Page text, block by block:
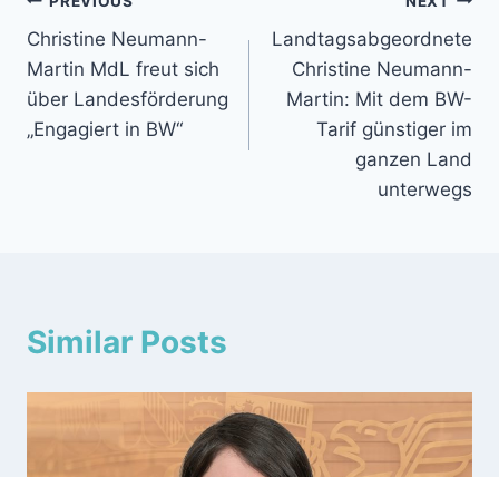
Christine Neumann-
Martin MdL freut sich
über Landesförderung
„Engagiert in BW“
Landtagsabgeordnete
Christine Neumann-
Martin: Mit dem BW-
Tarif günstiger im
ganzen Land
unterwegs
Similar Posts